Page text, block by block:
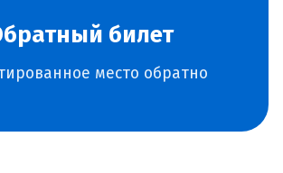
билет
место обратно